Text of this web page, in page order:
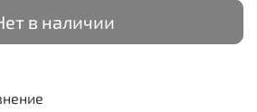
в наличии